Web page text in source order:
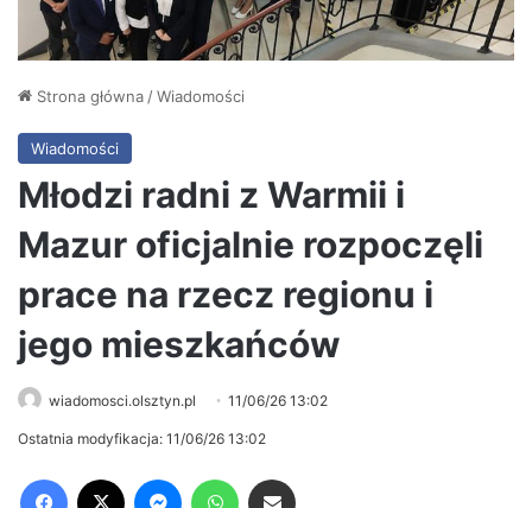
Strona główna /Wiadomości
Wiadomości
Młodzi radni z Warmii i
Mazur oficjalnie rozpoczęli
prace na rzecz regionu i
jego mieszkańców
wiadomosci.olsztyn.pl 11/06/26 13:02
Ostatnia modyfikacja: 11/06/26 13:02